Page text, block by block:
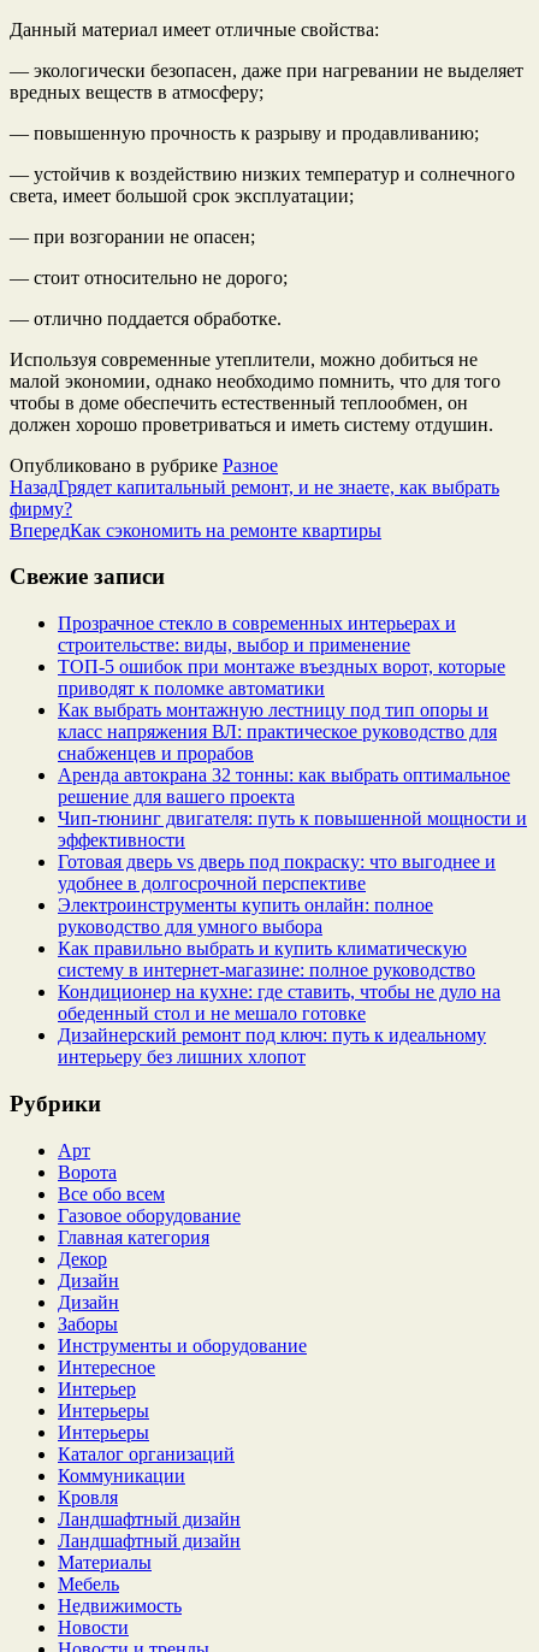
Данный материал имеет отличные свойства:
— экологически безопасен, даже при нагревании не выделяет
вредных веществ в атмосферу;
— повышенную прочность к разрыву и продавливанию;
— устойчив к воздействию низких температур и солнечного
света, имеет большой срок эксплуатации;
— при возгорании не опасен;
— стоит относительно не дорого;
— отлично поддается обработке.
Используя современные утеплители, можно добиться не
малой экономии, однако необходимо помнить, что для того
чтобы в доме обеспечить естественный теплообмен, он
должен хорошо проветриваться и иметь систему отдушин.
Опубликовано в рубрике Разное
НазадГрядет капитальный ремонт, и не знаете, как выбрать
фирму?
ВпередКак сэкономить на ремонте квартиры
Свежие записи
Прозрачное стекло в современных интерьерах и
строительстве: виды, выбор и применение
ТОП-5 ошибок при монтаже въездных ворот, которые
приводят к поломке автоматики
Как выбрать монтажную лестницу под тип опоры и
класс напряжения ВЛ: практическое руководство для
снабженцев и прорабов
Аренда автокрана 32 тонны: как выбрать оптимальное
решение для вашего проекта
Чип‑тюнинг двигателя: путь к повышенной мощности и
эффективности
Готовая дверь vs дверь под покраску: что выгоднее и
удобнее в долгосрочной перспективе
Электроинструменты купить онлайн: полное
руководство для умного выбора
Как правильно выбрать и купить климатическую
систему в интернет‑магазине: полное руководство
Кондиционер на кухне: где ставить, чтобы не дуло на
обеденный стол и не мешало готовке
Дизайнерский ремонт под ключ: путь к идеальному
интерьеру без лишних хлопот
Рубрики
Арт
Ворота
Все обо всем
Газовое оборудование
Главная категория
Декор
Дизайн
Дизайн
Заборы
Инструменты и оборудование
Интересное
Интерьер
Интерьеры
Интерьеры
Каталог организаций
Коммуникации
Кровля
Ландшафтный дизайн
Ландшафтный дизайн
Материалы
Мебель
Недвижимость
Новости